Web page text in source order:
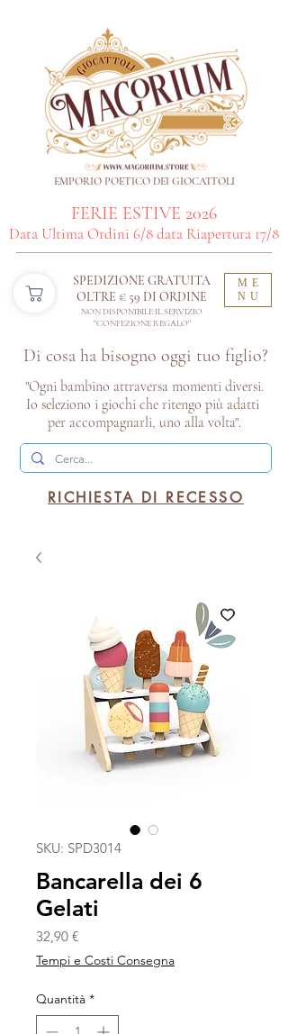
ME
NU
Di cosa ha bisogno oggi tuo figlio?
SPEDIZIONE GRATUITA
OLTRE € 59 DI ORDINE​
NON DISPONIBILE IL SERVIZIO
"CONFEZIONE REGALO"
"Ogni bambino attraversa momenti diversi.
Io seleziono i giochi che ritengo più adatti
per accompagnarli, uno alla volta".
EMPORIO POETICO DEI GIOCATTOLI
RICHIESTA DI RECESSO
FERIE ESTIVE 2026
Data Ultima Ordini 6/8 data Riapertura 17/8
SKU: SPD3014
Bancarella dei 6
Gelati
32,90 €Prezzo
Tempi e Costi Consegna
Quantità *